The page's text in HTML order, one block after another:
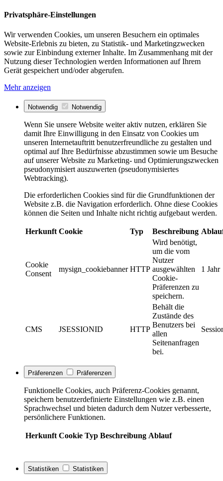
Privatsphäre-Einstellungen
Wir verwenden Cookies, um unseren Besuchern ein optimales
Website-Erlebnis zu bieten, zu Statistik- und Marketingzwecken
sowie zur Einbindung externer Inhalte. Im Zusammenhang mit der
Nutzung dieser Technologien werden Informationen auf Ihrem
Gerät gespeichert und/oder abgerufen.
Mehr anzeigen
Notwendig Notwendig
Wenn Sie unsere Website weiter aktiv nutzen, erklären Sie
damit Ihre Einwilligung in den Einsatz von Cookies um
unseren Internetauftritt benutzerfreundliche zu gestalten und
optimal auf Ihre Bedürfnisse abzustimmen sowie um Besuche
auf unserer Website zu Marketing- und Optimierungszwecken
pseudonymisiert auszuwerten (pseudonymisiertes
Webtracking).
Die erforderlichen Cookies sind für die Grundfunktionen der
Website z.B. die Navigation erforderlich. Ohne diese Cookies
können die Seiten und Inhalte nicht richtig aufgebaut werden.
Herkunft Cookie Typ Beschreibung
Cookie
Consent
mysign_cookiebanner HTTP
Wird benötigt,
um die vom
Nutzer
ausgewählten
Cookie-
Präferenzen zu
speichern.
1 Jahr
CMS JSESSIONID HTTP
Behält die
Zustände des
Benutzers bei
allen
Seitenanfragen
bei.
Präferenzen Präferenzen
Funktionelle Cookies, auch Präferenz-Cookies genannt,
speichern benutzerdefinierte Einstellungen wie z.B. einen
Sprachwechsel und bieten dadurch dem Nutzer verbesserte,
persönlichere Funktionen.
Herkunft Cookie Typ Beschreibung Ablauf
Statistiken Statistiken